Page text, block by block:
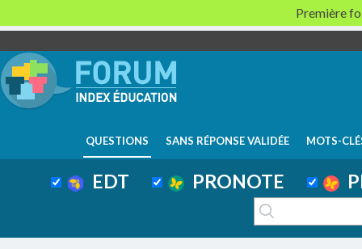
QUESTIONS SANS RÉPONSE VALIDÉE MOTS-
EDT PRONOTE
Première